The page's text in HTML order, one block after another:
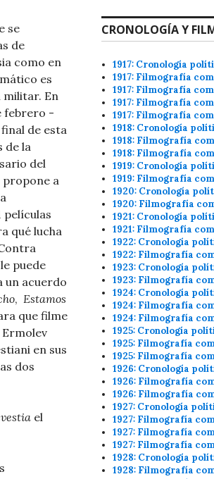
se
de
como en
es
militar. En
febrero -
de esta
de la
del
propone a
películas
qué lucha
puede
un acuerdo
, Estamos
que filme
en sus
dos
el
CRONOLOGÍA Y
1917: Cronología
1917: Filmografía
1917: Filmografía
1917: Filmografía
1917: Filmografía
1918: Cronología
1918: Filmografía
1918: Filmografía
1919: Cronología
1919: Filmografía
1920: Cronología
1920: Filmografía
1921: Cronología
1921: Filmografía
1922: Cronología
1922: Filmografía
1923: Cronología
1923: Filmografía
1924: Cronología
1924: Filmografía
1924: Filmografía
1925: Cronología
1925: Filmografía
1925: Filmografía
1926: Cronología
1926: Filmografía
1926: Filmografía
1927: Cronología
1927: Filmografía
1927: Filmografía
1927: Filmografía
1928: Cronología
1928: Filmografía